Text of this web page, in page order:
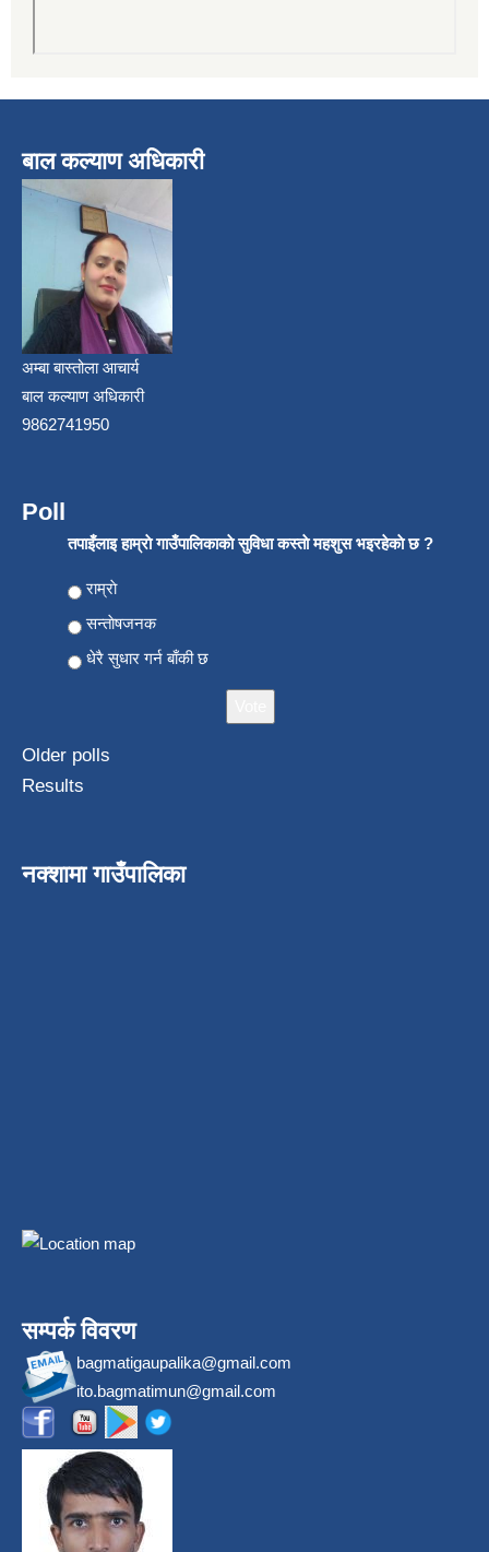
बाल कल्याण अधिकारी
अम्बा बास्तोला आचार्य
बाल कल्याण अधिकारी
9862741950
Poll
तपाइँलाइ हाम्राे गाउँपालिकाकाे सुविधा कस्ताे महशुस भइरहेकाे छ ?
Choices
राम्राे
सन्ताेषजनक
धेरै सुधार गर्न बाँकी छ
Older polls
Results
नक्शामा गाउँपालिका
सम्पर्क विवरण
bagmatigaupalika@gmail.com
ito.bagmatimun@gmail.com